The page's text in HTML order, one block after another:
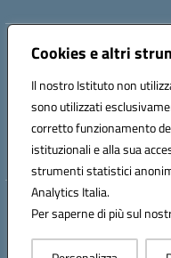
Cookies e altri
Il nostro Istituto non
sono utilizzati
corretto funzionamento
istituzionali e alla sua
strumenti statistici
Analytics Italia.
Per saperne di più sul
Indirizzo:Corso Vittorio
Posta elettronica certificata
Codice fiscale: 97308550827
Codice meccanografico:
Hosting &
Concept &